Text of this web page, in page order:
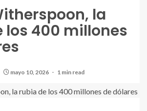
la
los 400 millones
mayo 10, 2026 1 min read